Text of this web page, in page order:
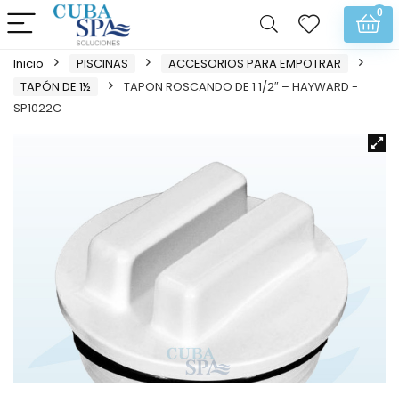
0
Inicio PISCINAS
ACCESORIOS PARA EMPOTRAR
TAPÓN DE 1½
TAPON ROSCANDO DE 1 1/2″ – HAYWARD -
SP1022C